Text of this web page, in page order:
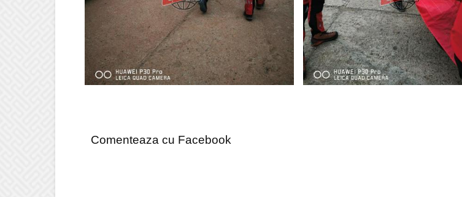
Comenteaza cu Facebook